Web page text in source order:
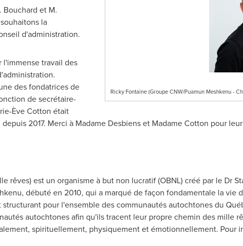
Ricky Fontaine (Groupe CNW/Puamun Meshkenu -
et M.
la
d'administration.
travail des
des fondatrices de
de secrétaire-
Ève Cotton était
2017. Merci à Madame Desbiens et Madame Cotton pour
rêves) est un organisme à but non lucratif (OBNL) créé par le Dr
débuté en 2010, qui a marqué de façon fondamentale la vie
pour l'ensemble des communautés autochtones du
autochtones afin qu'ils tracent leur propre chemin des mille
spirituellement, physiquement et émotionnellement. Pour